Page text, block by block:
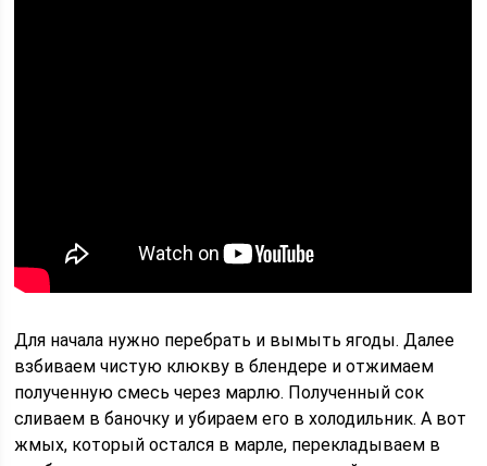
Для начала нужно перебрать и вымыть ягоды. Далее
взбиваем чистую клюкву в блендере и отжимаем
полученную смесь через марлю. Полученный сок
сливаем в баночку и убираем его в холодильник. А вот
жмых, который остался в марле, перекладываем в